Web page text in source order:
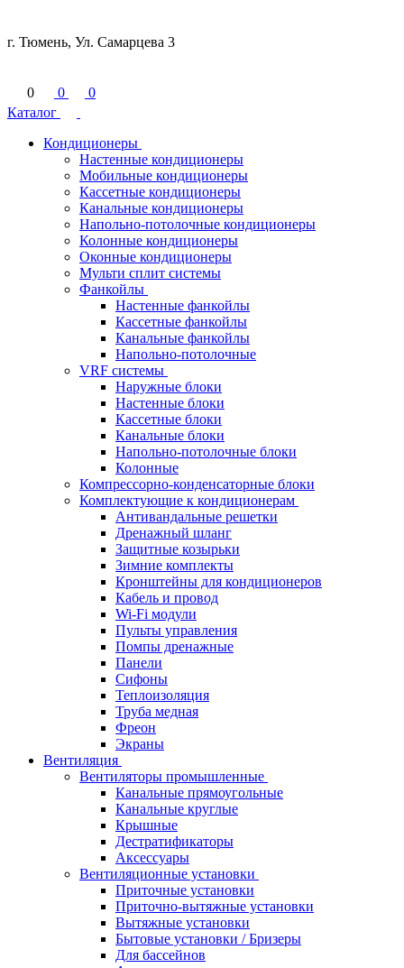
г. Тюмень, Ул. Самарцева 3
0 0
0
Каталог
Кондиционеры
Настенные кондиционеры
Мобильные кондиционеры
Кассетные кондиционеры
Канальные кондиционеры
Напольно-потолочные кондиционеры
Колонные кондиционеры
Оконные кондиционеры
Мульти сплит системы
Фанкойлы
Настенные фанкойлы
Кассетные фанкойлы
Канальные фанкойлы
Напольно-потолочные
VRF системы
Наружные блоки
Настенные блоки
Кассетные блоки
Канальные блоки
Напольно-потолочные блоки
Колонные
Компрессорно-конденсаторные блоки
Комплектующие к кондиционерам
Антивандальные решетки
Дренажный шланг
Защитные козырьки
Зимние комплекты
Кронштейны для кондиционеров
Кабель и провод
Wi-Fi модули
Пульты управления
Помпы дренажные
Панели
Сифоны
Теплоизоляция
Труба медная
Фреон
Экраны
Вентиляция
Вентиляторы промышленные
Канальные прямоугольные
Канальные круглые
Крышные
Дестратификаторы
Аксессуары
Вентиляционные установки
Приточные установки
Приточно-вытяжные установки
Вытяжные установки
Бытовые установки / Бризеры
Для бассейнов